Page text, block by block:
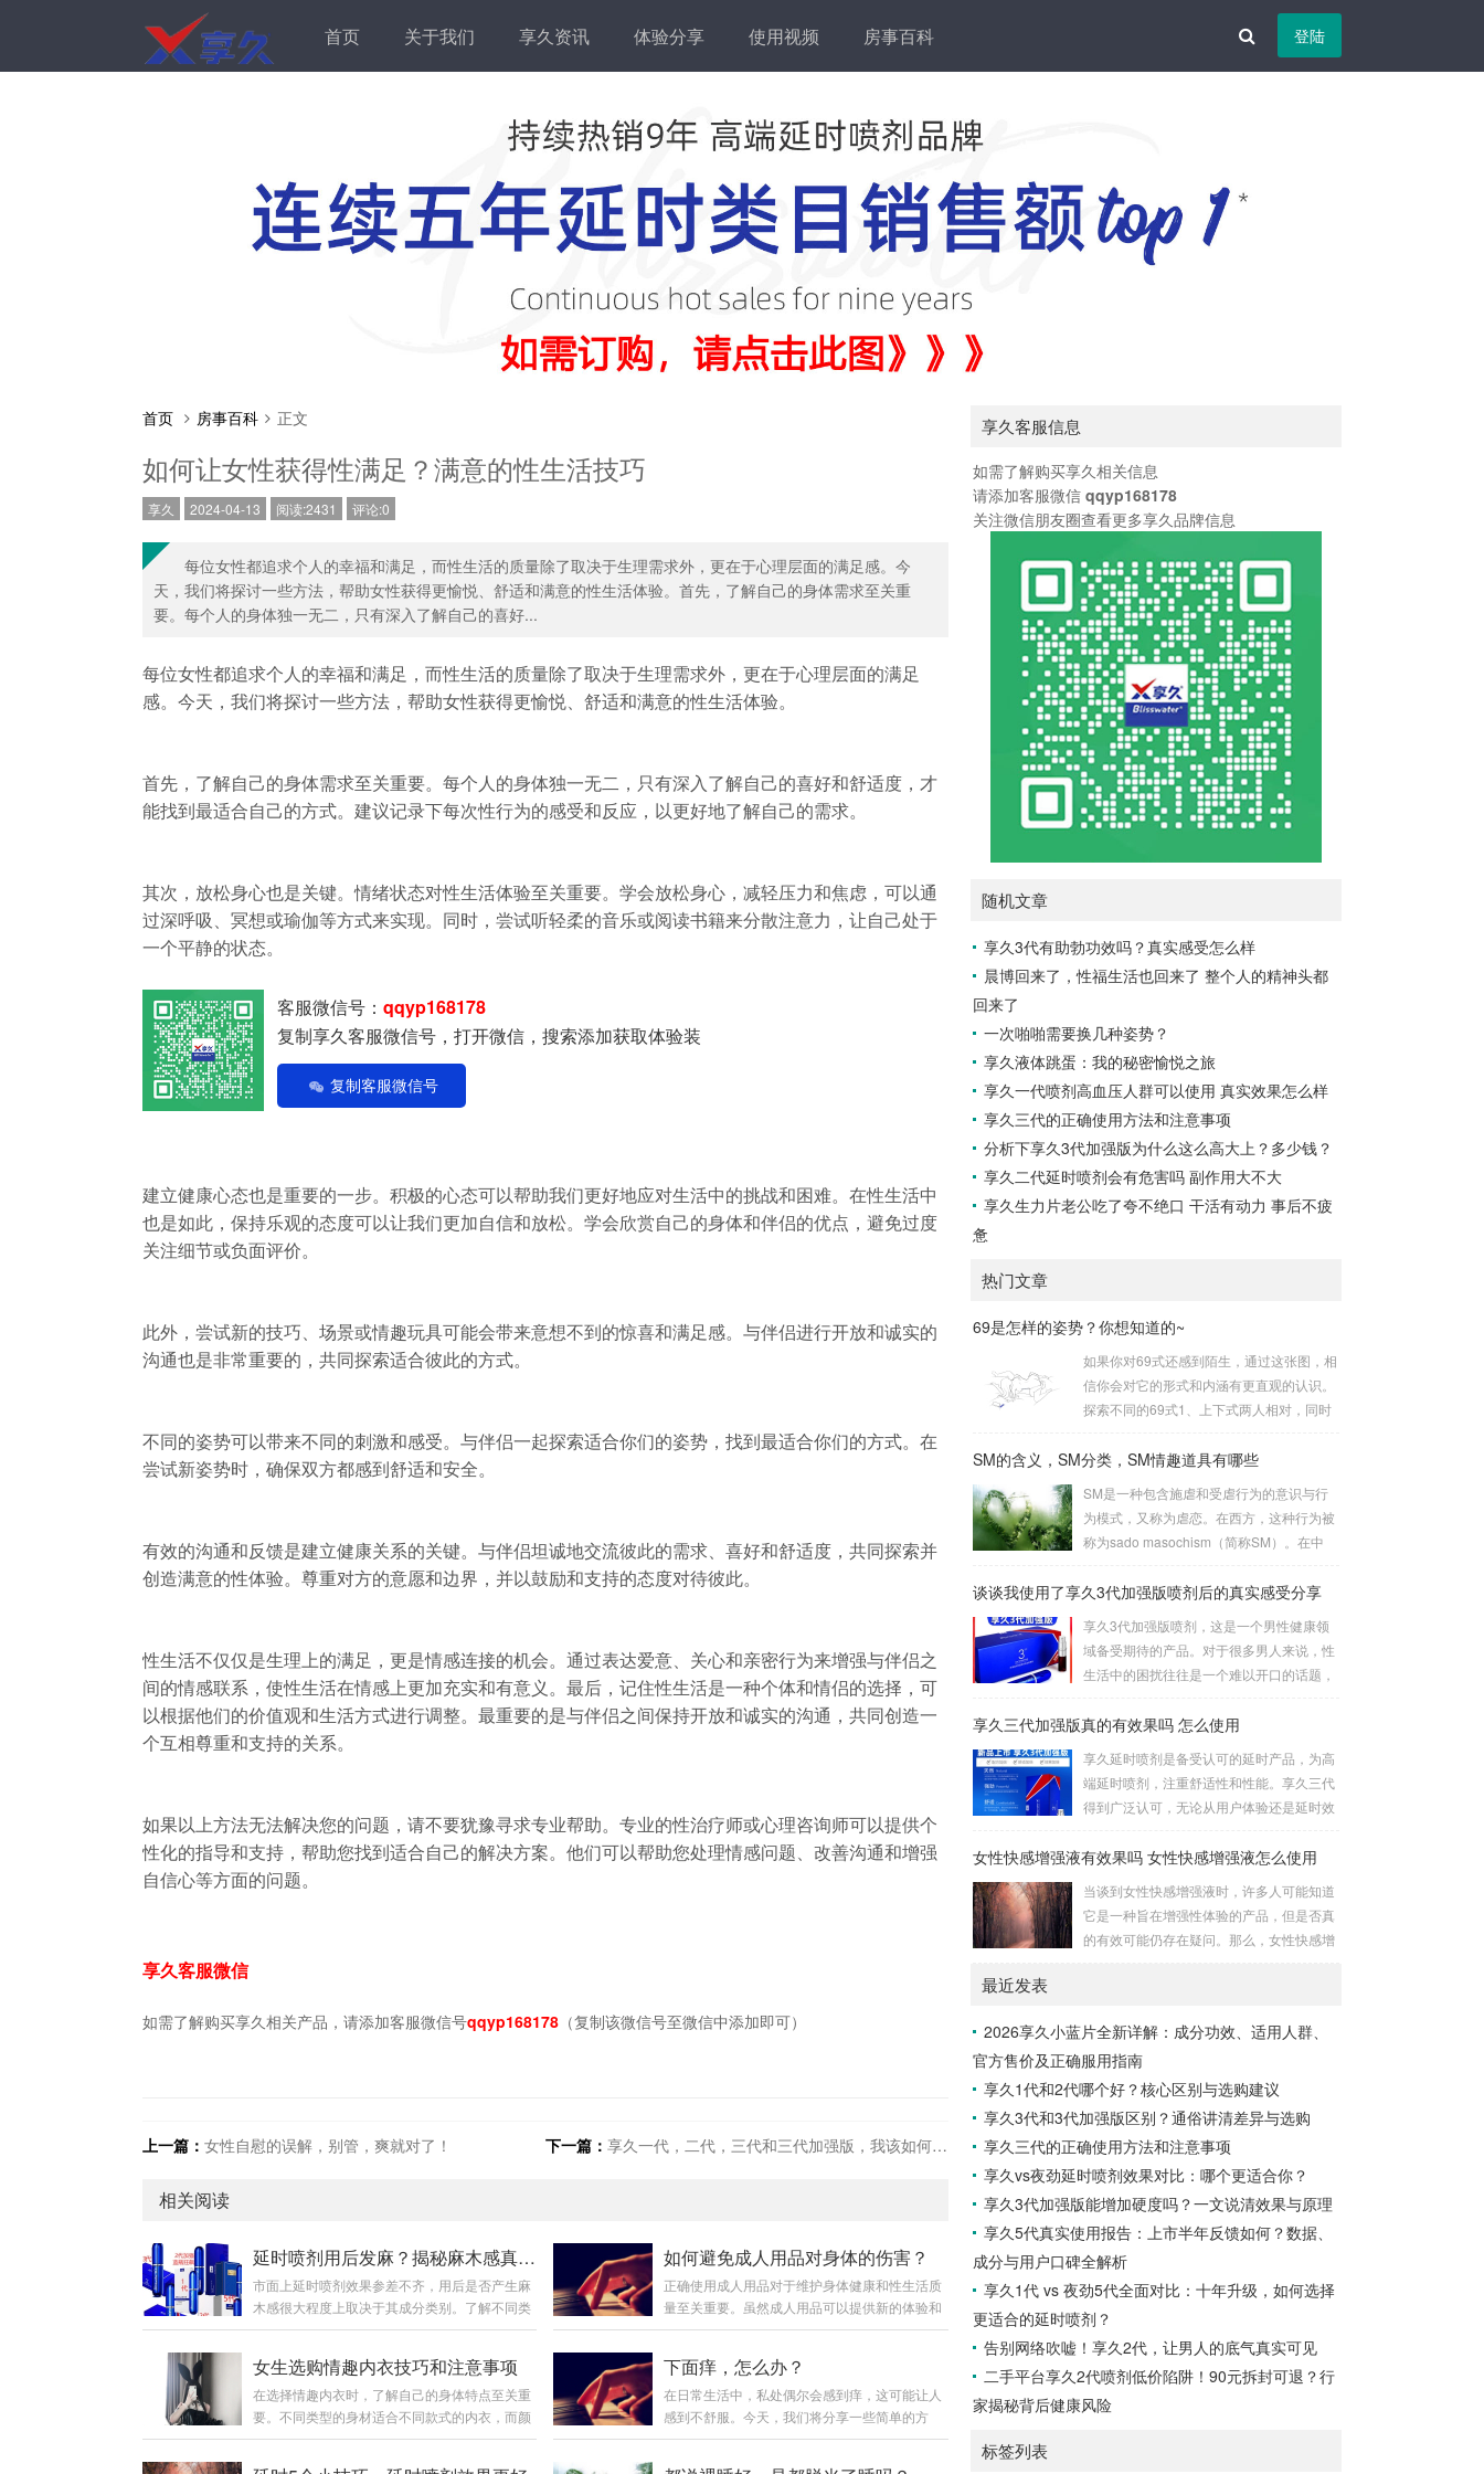
首页 关于我们 享久资讯 体验分享 使用视频 房事百科 登陆
首页 房事百科 正文
如何让女性获得性满足？满意的性生活技巧
享久 2024-04-13 阅读:2431 评论:0
每位女性都追求个人的幸福和满足，而性生活的质量除了取决于生理需求外，更在于心理层面的满足感。今
天，我们将探讨一些方法，帮助女性获得更愉悦、舒适和满意的性生活体验。首先，了解自己的身体需求至关重
要。每个人的身体独一无二，只有深入了解自己的喜好...
每位女性都追求个人的幸福和满足，而性生活的质量除了取决于生理需求外，更在于心理层面的满足
感。今天，我们将探讨一些方法，帮助女性获得更愉悦、舒适和满意的性生活体验。
首先，了解自己的身体需求至关重要。每个人的身体独一无二，只有深入了解自己的喜好和舒适度，才
能找到最适合自己的方式。建议记录下每次性行为的感受和反应，以更好地了解自己的需求。
其次，放松身心也是关键。情绪状态对性生活体验至关重要。学会放松身心，减轻压力和焦虑，可以通
过深呼吸、冥想或瑜伽等方式来实现。同时，尝试听轻柔的音乐或阅读书籍来分散注意力，让自己处于
一个平静的状态。
客服微信号： qqyp168178
复制享久客服微信号，打开微信，搜索添加获取体验装
复制客服微信号
建立健康心态也是重要的一步。积极的心态可以帮助我们更好地应对生活中的挑战和困难。在性生活中
也是如此，保持乐观的态度可以让我们更加自信和放松。学会欣赏自己的身体和伴侣的优点，避免过度
关注细节或负面评价。
此外，尝试新的技巧、场景或情趣玩具可能会带来意想不到的惊喜和满足感。与伴侣进行开放和诚实的
沟通也是非常重要的，共同探索适合彼此的方式。
不同的姿势可以带来不同的刺激和感受。与伴侣一起探索适合你们的姿势，找到最适合你们的方式。在
尝试新姿势时，确保双方都感到舒适和安全。
有效的沟通和反馈是建立健康关系的关键。与伴侣坦诚地交流彼此的需求、喜好和舒适度，共同探索并
创造满意的性体验。尊重对方的意愿和边界，并以鼓励和支持的态度对待彼此。
性生活不仅仅是生理上的满足，更是情感连接的机会。通过表达爱意、关心和亲密行为来增强与伴侣之
间的情感联系，使性生活在情感上更加充实和有意义。最后，记住性生活是一种个体和情侣的选择，可
以根据他们的价值观和生活方式进行调整。最重要的是与伴侣之间保持开放和诚实的沟通，共同创造一
个互相尊重和支持的关系。
如果以上方法无法解决您的问题，请不要犹豫寻求专业帮助。专业的性治疗师或心理咨询师可以提供个
性化的指导和支持，帮助您找到适合自己的解决方案。他们可以帮助您处理情感问题、改善沟通和增强
自信心等方面的问题。
享久客服微信
如需了解购买享久相关产品，请添加客服微信号qqyp168178 （复制该微信号至微信中添加即可）
上一篇： 女性自慰的误解，别管，爽就对了！ 下一篇： 享久一代，二代，三代和三代加强版，我该如何选择？
相关阅读
延时喷剂用后发麻？揭秘麻木感真相与正确选择
市面上延时喷剂效果参差不齐，用后是否产生麻
木感很大程度上取决于其成分类别。了解不同类
型喷剂的特点，能帮你找到既有效又舒适的产
喷剂通常含有局部麻醉成分，如利多卡因、苯佐
卡因等。这些成分通过暂时麻痹阴茎神经末梢，
降低龟头敏感度来延长性生活时间。当这些麻醉
成分作用于神经末梢时，就会产生不同程度的麻
如何避免成人用品对身体的伤害？
正确使用成人用品对于维护身体健康和性生活质
量至关重要。虽然成人用品可以提供新的体验和
快感，但过度依赖或不正确使用可能会对身体造
识成人用品：成人用品是性生活的辅助工具，不
能完全取代人际关系和情感交流。正确使用成人
用品可以缓解性压力，但不能过度依赖。注意成
人用品的频率和强度：过度使用成人用品可能会
女生选购情趣内衣技巧和注意事项
在选择情趣内衣时，了解自己的身体特点至关重
要。不同类型的身材适合不同款式的内衣，而颜
色的选择也可以增添魅力。此外，穿着情趣内衣
下面痒，怎么办？
在日常生活中，私处偶尔会感到痒，这可能让人
感到不舒服。今天，我们将分享一些简单的方
法，帮助你轻松缓解这种尴尬的情况。首先，保
享久客服信息
如需了解购买享久相关信息
请添加客服微信 qqyp168178
关注微信朋友圈查看更多享久品牌信息
随机文章
享久3代有助勃功效吗？真实感受怎么样
晨博回来了，性福生活也回来了 整个人的精神头都
回来了
一次啪啪需要换几种姿势？
享久液体跳蛋：我的秘密愉悦之旅
享久一代喷剂高血压人群可以使用 真实效果怎么样
享久三代的正确使用方法和注意事项
分析下享久3代加强版为什么这么高大上？多少钱？
享久二代延时喷剂会有危害吗 副作用大不大
享久生力片老公吃了夸不绝口 干活有动力 事后不疲
惫
热门文章
69是怎样的姿势？你想知道的~
如果你对69式还感到陌生，通过这张图，相
信你会对它的形式和内涵有更直观的认识。
探索不同的69式1、上下式两人相对，同时
出深度的身体交流。2、侧躺式最为舒适的
这种体位让双方能更轻松地互相口爱。3、
立式是一种较为高难度的体位，其中一人站
立，而另一人倒立。考验了男女双方身体素
势的独特之处在于，女性可以更轻松地掌控
伴侣的口舌刺激，同时避免疲劳。男性则可
通过合适的角度和...
SM的含义，SM分类，SM情趣道具有哪些
SM是一种包含施虐和受虐行为的意识与行
为模式，又称为虐恋。在西方，这种行为被
称为sado masochism（简称SM）。在中
词是由施虐倾向（Sadism）和受虐倾向（M
们通常所说的SM。SM情趣道具包括捆绑和
束缚、悬吊、性辅助工具、灌肠、导尿、窒
息、穿刺穿环、舔、野外调教、蜡烛、冰
具在使用时需要注意安全和卫生，尤其是涉
及到身体部位的刺激和捆绑时，要注意血...
谈谈我使用了享久3代加强版喷剂后的真实感受分享
享久3代加强版喷剂，这是一个男性健康领
域备受期待的产品。对于很多男人来说，性
生活中的困扰往往是一个难以开口的话题，
之道。我对这款产品的真实感受是非常积极
了显著的帮助。首先，我要强调的是这个产
品的使用非常简单。只需将享久3代加强版
喷剂喷洒在阳具上，然后轻轻按摩，稍等片
我来说非常重要，因为它不需要繁琐的准备
或额外的设备，而是一个方便且离不开家的
解决方案。当我第一次使用...
享久三代加强版真的有效果吗 怎么使用
享久延时喷剂是备受认可的延时产品，为高
端延时喷剂，注重舒适性和性能。享久三代
得到广泛认可，无论从用户体验还是延时效
理解析享久三代的成分包括红高颗、丁香、
参、秦椒、乙醇等。这些成分不仅减少敏感
度以延长时间，还添加了提升快感的成分，
实现延时效果的同时保留性生活的乐趣。产
效，30分钟至7小时内效果最佳，15小时内
持续有效。清洗...
女性快感增强液有效果吗 女性快感增强液怎么使用
当谈到女性快感增强液时，许多人可能知道
它是一种旨在增强性体验的产品，但是否真
的有效可能仍存在疑问。那么，女性快感增
液是一种针对女性的产品，据称可以增强性
欲。如果你在性方面感到冷漠，可以考虑尝
试这种产品，它可能有助于提高性表现，并
增加私处的敏感度，从而改善性生活。如果
性快感增强液来满足你的生理需求。女性快
感增强液的使用方法女性快感...
最近发表
2026享久小蓝片全新详解：成分功效、适用人群、
官方售价及正确服用指南
享久1代和2代哪个好？核心区别与选购建议
享久3代和3代加强版区别？通俗讲清差异与选购
享久三代的正确使用方法和注意事项
享久vs夜劲延时喷剂效果对比：哪个更适合你？
享久3代加强版能增加硬度吗？一文说清效果与原理
享久5代真实使用报告：上市半年反馈如何？数据、
成分与用户口碑全解析
享久1代 vs 夜劲5代全面对比：十年升级，如何选择
更适合的延时喷剂？
告别网络吹嘘！享久2代，让男人的底气真实可见
二手平台享久2代喷剂低价陷阱！90元拆封可退？行
家揭秘背后健康风险
标签列表